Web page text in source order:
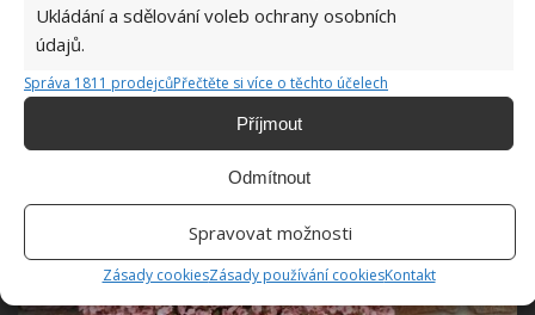
Ukládání a sdělování voleb ochrany osobních
údajů.
Správa 1811 prodejcůPřečtěte si více o těchto účelech
Příjmout
Odmítnout
Spravovat možnosti
Zásady cookiesZásady používání cookiesKontakt
barev.